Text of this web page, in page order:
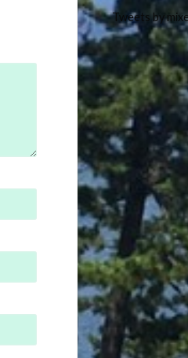
Tweets by